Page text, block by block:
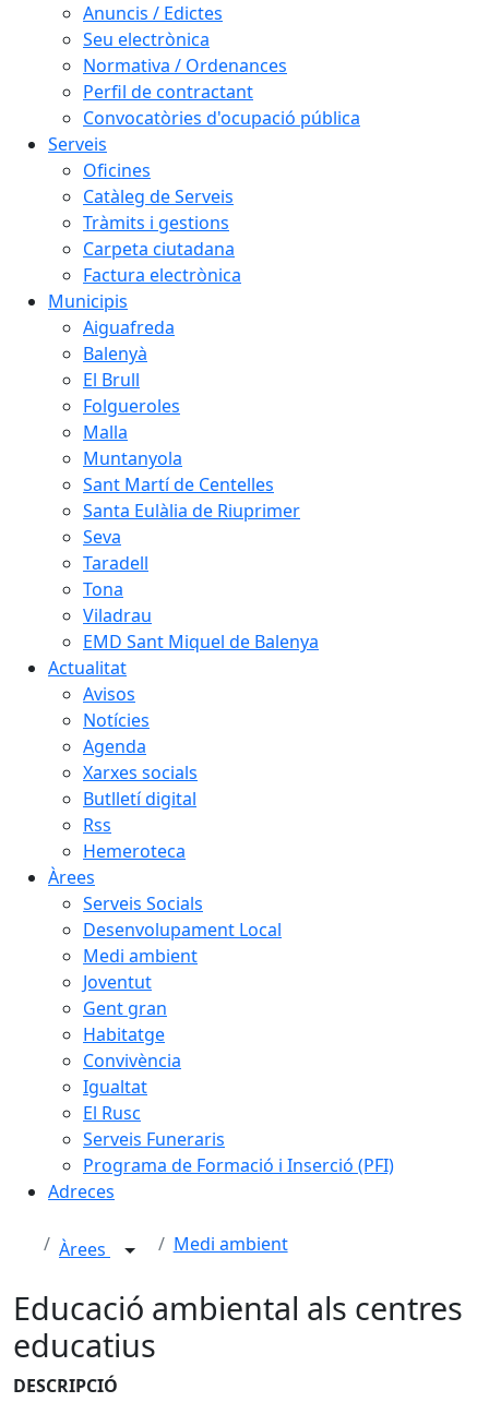
Anuncis / Edictes
Seu electrònica
Normativa / Ordenances
Perfil de contractant
Convocatòries d'ocupació pública
Serveis
Oficines
Catàleg de Serveis
Tràmits i gestions
Carpeta ciutadana
Factura electrònica
Municipis
Aiguafreda
Balenyà
El Brull
Folgueroles
Malla
Muntanyola
Sant Martí de Centelles
Santa Eulàlia de Riuprimer
Seva
Taradell
Tona
Viladrau
EMD Sant Miquel de Balenya
Actualitat
Avisos
Notícies
Agenda
Xarxes socials
Butlletí digital
Rss
Hemeroteca
Àrees
Serveis Socials
Desenvolupament Local
Medi ambient
Joventut
Gent gran
Habitatge
Convivència
Igualtat
El Rusc
Serveis Funeraris
Programa de Formació i Inserció (PFI)
Adreces
Àrees Medi ambient
Educació ambiental als centres
educatius
DESCRIPCIÓ